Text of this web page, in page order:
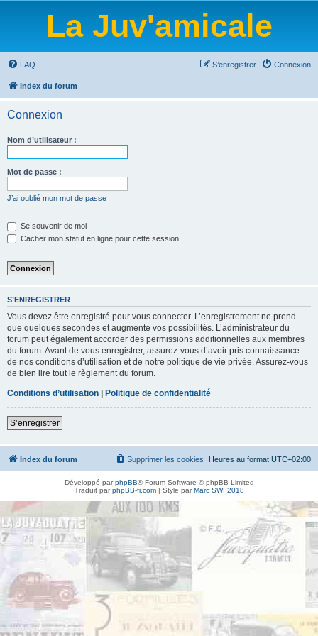
La Juv'amicale
FAQ Connexion
S’enregistrer
Index du forum
Connexion
Nom d’utilisateur :
Mot de passe :
J’ai oublié mon mot de passe
Se souvenir de moi
Cacher mon statut en ligne pour cette session
S’ENREGISTRER
Vous devez être enregistré pour vous connecter. L’enregistrement ne prend
que quelques secondes et augmente vos possibilités. L’administrateur du
forum peut également accorder des permissions additionnelles aux membres
du forum. Avant de vous enregistrer, assurez-vous d’avoir pris connaissance
de nos conditions d’utilisation et de notre politique de vie privée. Assurez-vous
de bien lire tout le règlement du forum.
Conditions d’utilisation | Politique de confidentialité
S’enregistrer
Index du forum Heures au format UTC+02:00
Supprimer les cookies
Développé parphpBB® Forum Software © phpBB Limited
Traduit parphpBB-fr.com| Style parMarc SWI 2018